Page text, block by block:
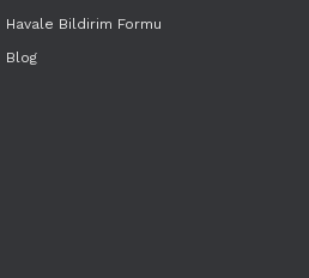
Havale Bildirim Formu
Blog